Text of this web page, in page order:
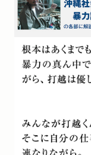
WEB2025/12/03
リアルサウンド ブ
学者・打越正行の
リ論から暴力論まで